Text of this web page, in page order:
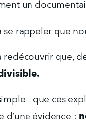
un
rappeler que
redécouvrir que,
: que ces
d’une évidence :